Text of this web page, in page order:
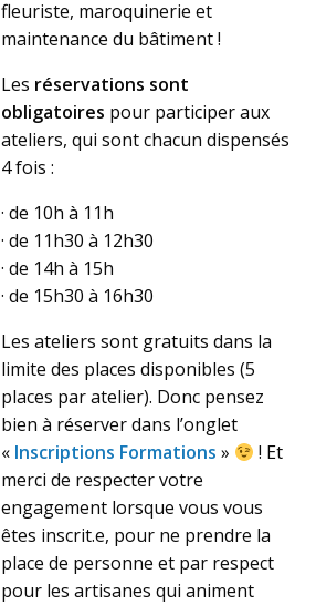
fleuriste, maroquinerie et
maintenance du bâtiment !
Les réservations sont
obligatoires pour participer aux
ateliers, qui sont chacun dispensés
4 fois :
· de 10h à 11h
· de 11h30 à 12h30
· de 14h à 15h
· de 15h30 à 16h30
Les ateliers sont gratuits dans la
limite des places disponibles (5
places par atelier). Donc pensez
bien à réserver dans l’onglet
« Inscriptions Formations »
! Et
merci de respecter votre
engagement lorsque vous vous
êtes inscrit.e, pour ne prendre la
place de personne et par respect
pour les artisanes qui animent